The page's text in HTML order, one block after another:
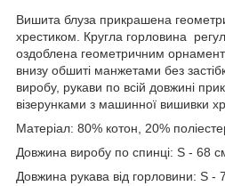
Вишита блуза прикрашена
хрестиком. Кругла горловина
оздоблена геометричним
внизу обшиті манжетами без
виробу, рукави по всій довжині
візерунками з машинної вишивки
Матеріал: 80% котон, 20%
Довжина виробу по спинці: S - 68
Довжина рукава від горловини: S